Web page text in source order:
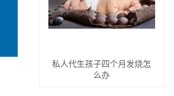
私人代生孩子四个月发烧怎
么办